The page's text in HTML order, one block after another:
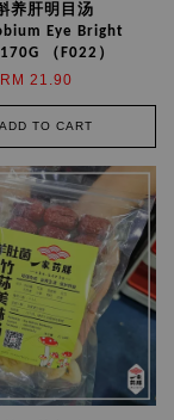
养肝明目汤
Eye Bright
（F022）
RM 21.90
ADD TO CART